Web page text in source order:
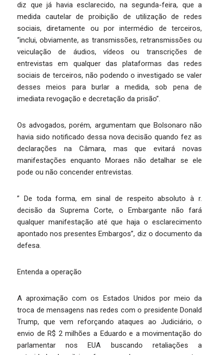
diz que já havia esclarecido, na segunda-feira, que a
medida cautelar de proibição de utilização de redes
sociais, diretamente ou por intermédio de terceiros,
“inclui, obviamente, as transmissões, retransmissões ou
veiculação de áudios, vídeos ou transcrições de
entrevistas em qualquer das plataformas das redes
sociais de terceiros, não podendo o investigado se valer
desses meios para burlar a medida, sob pena de
imediata revogação e decretação da prisão”.
Os advogados, porém, argumentam que Bolsonaro não
havia sido notificado dessa nova decisão quando fez as
declarações na Câmara, mas que evitará novas
manifestações enquanto Moraes não detalhar se ele
pode ou não concender entrevistas.
” De toda forma, em sinal de respeito absoluto à r.
decisão da Suprema Corte, o Embargante não fará
qualquer manifestação até que haja o esclarecimento
apontado nos presentes Embargos”, diz o documento da
defesa.
Entenda a operação
A aproximação com os Estados Unidos por meio da
troca de mensagens nas redes com o presidente Donald
Trump, que vem reforçando ataques ao Judiciário, o
envio de R$ 2 milhões a Eduardo e a movimentação do
parlamentar nos EUA buscando retaliações a